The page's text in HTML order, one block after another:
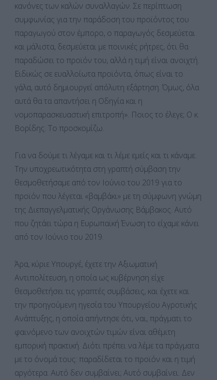
κανόνες των καλών συναλλαγών. Σε περίπτωση
συμφωνίας για την παράδοση του προϊόντος του
παραγωγού στον έμπορο, ο παραγωγός δεσμεύεται
και μάλιστα, δεσμεύεται με ποινικές ρήτρες, ότι θα
παραδώσει το προϊόν του, αλλά η τιμή είναι ανοιχτή.
Ειδικώς σε ευαλλοίωτα προϊόντα, όπως είναι το
γάλα, αυτό δημιουργεί απόλυτη εξάρτηση. Όμως, όλα
αυτά θα τα απαντήσει η Οδηγία και η
νομοπαρασκευαστική επιτροπή». Ποιος το έλεγε; Ο κ.
Βορίδης. Το προσκομίζω.
Για να δούμε τι λέγαμε και τι λέμε εμείς και τι κάναμε.
Την υποχρεωτικότητα στη γραπτή σύμβαση την
θεσμοθετήσαμε από τον Ιούνιο του 2019 για το
προϊόν που λέγεται «βαμβάκι» με τη σύμφωνη γνώμη
της Διεπαγγελματικής Οργάνωσης Βάμβακος. Αυτό
που ζητάει τώρα η Ευρωπαϊκή Ένωση το είχαμε κάνει
από τον Ιούνιο του 2019.
Άρα, κύριε Υπουργέ, έχετε την Αξιωματική
Αντιπολίτευση, η οποία ως κυβέρνηση είχε
θεσμοθετήσει τις γραπτές συμβάσεις, και έχετε και
την προηγούμενη ηγεσία του Υπουργείου Αγροτικής
Ανάπτυξης, η οποία απήντησε ότι, ναι, πράγματι το
φαινόμενο των ανοιχτών τιμών είναι αθέμιτη
εμπορική πρακτική. Διότι πρέπει να λέμε τα πράγματα
με το όνομά τους: παραδίδεται το προϊόν και η τιμή
αργότερα. Αυτό δεν συμβαίνει; Αυτό συμβαίνει. Δεν